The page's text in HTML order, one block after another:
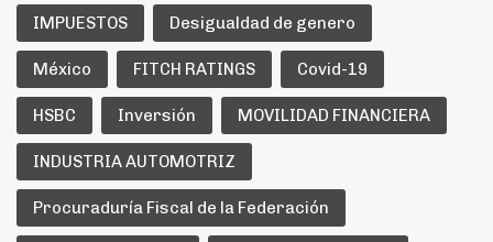
IMPUESTOS Desigualdad de genero
México FITCH RATINGS Covid-19
HSBC Inversión MOVILIDAD FINANCIERA
INDUSTRIA AUTOMOTRIZ
Procuraduría Fiscal de la Federación